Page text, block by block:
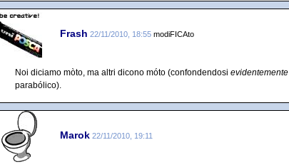
Frash 22/11/2010, 18:55 modiFICAto
Noi diciamo mòto, ma altri dicono móto (confondendosi evidentemente
parabólico).
Marok 22/11/2010, 19:11